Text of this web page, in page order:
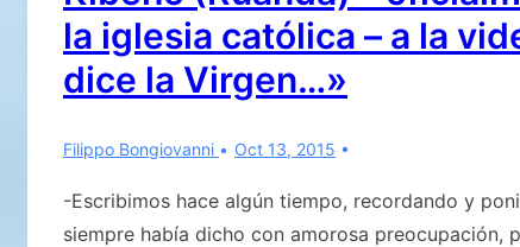
la iglesia católica – a la
dice la Virgen…»
Filippo Bongiovanni Oct 13, 2015
-Escribimos hace algún tiempo, recordando y
siempre había dicho con amorosa preocupación,